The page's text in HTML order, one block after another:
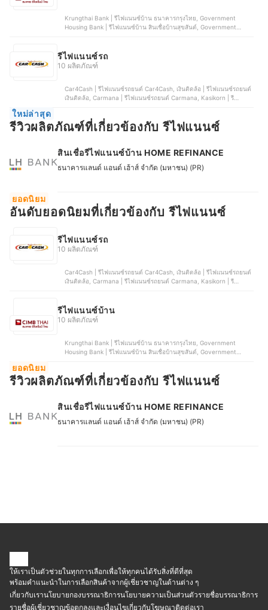
Krungthai Bank | รีไฟแนนซ์บ้าน ธนาคารกรุงไทย, Government
Housing Bank | รีไฟแนนซ์บ้าน สินเชื่อบ้านสุขสันต์, Government
ไฟแนนซ์บ้าน ธนาคาร ซีไอเอ็มบี ไทย
รีไฟแนนซ์รถ
10 ผลิตภัณฑ์
Car4Cash | รีไฟแนนซ์รถยนต์ Car4Cash, เงินติดล้อ | รีไฟแนนซ์รถยนต์
เงินติดล้อ, Carmana | รีไฟแนนซ์รถยนต์ Carmana, Kasikorn | รี
ใหม่ล่าสุด
รีวิวผลิตภัณฑ์ที่เกี่ยวข้องกับ รีไฟแนนซ์
สินเชื่อรีไฟแนนซ์บ้าน HOME REFINANCE
ธนาคารแลนด์ แอนด์ เฮ้าส์ จำกัด (มหาชน) (PR)
ยอดนิยม
อันดับยอดนิยมที่เกี่ยวข้องกับ รีไฟแนนซ์
รีไฟแนนซ์รถ
10 ผลิตภัณฑ์
Car4Cash | รีไฟแนนซ์รถยนต์ Car4Cash, เงินติดล้อ | รีไฟแนนซ์รถยนต์
เงินติดล้อ, Carmana | รีไฟแนนซ์รถยนต์ Carmana, Kasikorn | รี
รีไฟแนนซ์บ้าน
10 ผลิตภัณฑ์
Krungthai Bank | รีไฟแนนซ์บ้าน ธนาคารกรุงไทย, Government
Housing Bank | รีไฟแนนซ์บ้าน สินเชื่อบ้านสุขสันต์, Government
ไฟแนนซ์บ้าน ธนาคาร ซีไอเอ็มบี ไทย
ยอดนิยม
รีวิวผลิตภัณฑ์ที่เกี่ยวข้องกับ รีไฟแนนซ์
สินเชื่อรีไฟแนนซ์บ้าน HOME REFINANCE
ธนาคารแลนด์ แอนด์ เฮ้าส์ จำกัด (มหาชน) (PR)
ให้เราเป็นตัวช่วยในทุกการเลือกเพื่อให้ทุกคนได้รับสิ่งที่ดีที่สุด
พร้อมคำแนะนำในการเลือกสินค้าจากผู้เชี่ยวชาญในด้านต่าง ๆ
เกี่ยวกับเรานโยบายกองบรรณาธิการนโยบายความเป็นส่วนตัวรายชื่อบรรณาธิการ
รายชื่อผู้เชี่ยวชาญข้อตกลงและเงื่อนไขเกี่ยวกับโฆษณาติดต่อเรา